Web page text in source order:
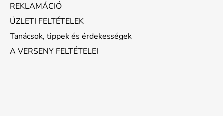
REKLAMÁCIÓ
ÜZLETI FELTÉTELEK
Tanácsok, tippek és érdekességek
A VERSENY FELTÉTELEI